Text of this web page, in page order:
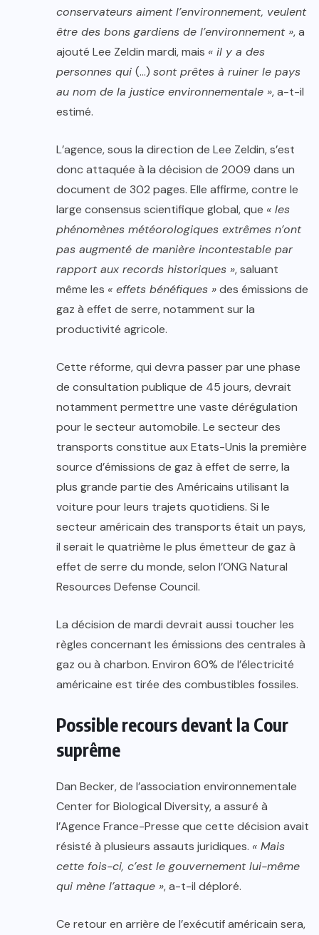
conservateurs aiment l’environnement, veulent
être des bons gardiens de l’environnement », a
ajouté Lee Zeldin mardi, mais « il y a des
personnes qui (…) sont prêtes à ruiner le pays
au nom de la justice environnementale », a-t-il
estimé.
L’agence, sous la direction de Lee Zeldin, s’est
donc attaquée à la décision de 2009 dans un
document de 302 pages. Elle affirme, contre le
large consensus scientifique global, que « les
phénomènes météorologiques extrêmes n’ont
pas augmenté de manière incontestable par
rapport aux records historiques », saluant
même les « effets bénéfiques »des émissions de
gaz à effet de serre, notamment sur la
productivité agricole.
Cette réforme, qui devra passer par une phase
de consultation publique de 45 jours, devrait
notamment permettre une vaste dérégulation
pour le secteur automobile. Le secteur des
transports constitue aux Etats-Unis la première
source d’émissions de gaz à effet de serre, la
plus grande partie des Américains utilisant la
voiture pour leurs trajets quotidiens. Si le
secteur américain des transports était un pays,
il serait le quatrième le plus émetteur de gaz à
effet de serre du monde, selon l’ONG Natural
Resources Defense Council.
La décision de mardi devrait aussi toucher les
règles concernant les émissions des centrales à
gaz ou à charbon. Environ 60% de l’électricité
américaine est tirée des combustibles fossiles.
Possible recours devant la Cour
suprême
Dan Becker, de l’association environnementale
Center for Biological Diversity, a assuré à
l’Agence France-Presse que cette décision avait
résisté à plusieurs assauts juridiques. « Mais
cette fois-ci, c’est le gouvernement lui-même
qui mène l’attaque », a-t-il déploré.
Ce retour en arrière de l’exécutif américain sera,